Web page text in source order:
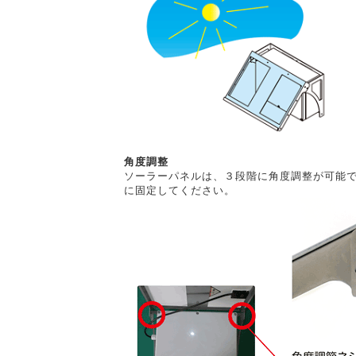
角度調整
ソーラーパネルは、３段階に角度調整が可能
に固定してください。